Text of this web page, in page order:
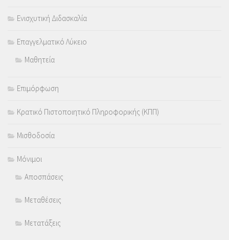
Ενισχυτική Διδασκαλία
Επαγγελματικό Λύκειο
Μαθητεία
Επιμόρφωση
Κρατικό Πιστοποιητικό Πληροφορικής (ΚΠΠ)
Μισθοδοσία
Μόνιμοι
Αποσπάσεις
Μεταθέσεις
Μετατάξεις